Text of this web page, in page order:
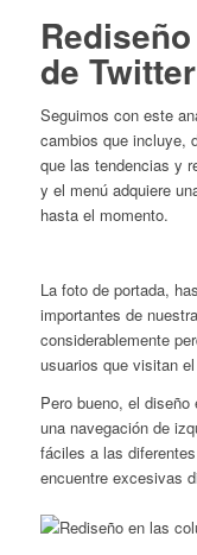
de Twitter
Seguimos con este
cambios que incluye,
que las tendencias y
y el menú adquiere
hasta el momento.
La foto de portada,
importantes de
considerablemente
usuarios que visitan
Pero bueno, el
una navegación de
fáciles a las
encuentre excesivas